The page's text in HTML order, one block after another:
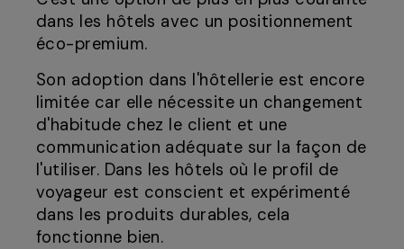
dans les hôtels avec un positionnement
éco-premium.
Son adoption dans l'hôtellerie est encore
limitée car elle nécessite un changement
d'habitude chez le client et une
communication adéquate sur la façon de
l'utiliser. Dans les hôtels où le profil de
voyageur est conscient et expérimenté
dans les produits durables, cela
fonctionne bien.